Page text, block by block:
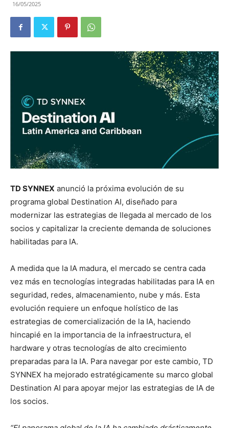
16/05/2025
TD SYNNEX anunció la próxima evolución de su
programa global Destination AI, diseñado para
modernizar las estrategias de llegada al mercado de los
socios y capitalizar la creciente demanda de soluciones
habilitadas para IA.
A medida que la IA madura, el mercado se centra cada
vez más en tecnologías integradas habilitadas para IA en
seguridad, redes, almacenamiento, nube y más. Esta
evolución requiere un enfoque holístico de las
estrategias de comercialización de la IA, haciendo
hincapié en la importancia de la infraestructura, el
hardware y otras tecnologías de alto crecimiento
preparadas para la IA. Para navegar por este cambio, TD
SYNNEX ha mejorado estratégicamente su marco global
Destination AI para apoyar mejor las estrategias de IA de
los socios.